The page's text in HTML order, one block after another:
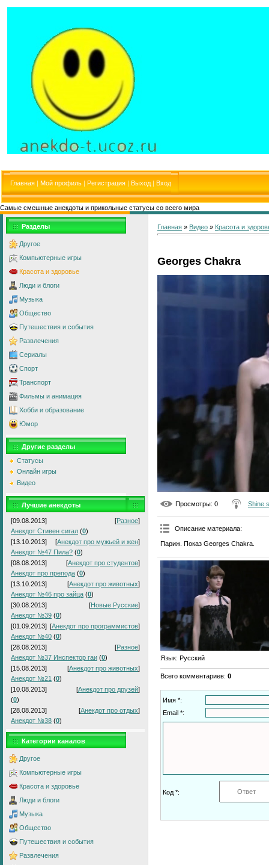
Главная | Мой профиль | Регистрация | Выход | Вход
Самые смешные анекдоты и прикольные статусы со всего мира
Разделы
Другое
Компьютерные игры
Красота и здоровье
Люди и блоги
Музыка
Общество
Путешествия и события
Развлечения
Сериалы
Спорт
Транспорт
Фильмы и анимация
Хобби и образование
Юмор
Другие разделы
Статусы
Онлайн игры
Видео
Лучшие анекдоты
[09.08.2013] [Разное]
Анекдот Стивен сигал (0)
[13.10.2013]
[Анекдот про мужьей и жен]
Анекдот №47 Пила? (0)
[08.08.2013]
[Анекдот про студентов]
Анекдот про препода (0)
[13.10.2013]
[Анекдот про животных]
Анекдот №46 про зайца (0)
[30.08.2013]
[Новые Русские]
Анекдот №39 (0)
[01.09.2013] [Анекдот про программистов]
Анекдот №40 (0)
[28.08.2013]
[Разное]
Анекдот №37 Инспектор гаи (0)
[15.08.2013]
[Анекдот про животных]
Анекдот №21 (0)
[10.08.2013]
[Анекдот про друзей]
(0)
[28.08.2013]
[Анекдот про отдых]
Анекдот №38 (0)
Категории каналов
Другое
Компьютерные игры
Красота и здоровье
Люди и блоги
Музыка
Общество
Путешествия и события
Развлечения
Главная » Видео » Красота и
Georges Chakra
Просмотры: 0 Shine
Описание материала:
Париж. Показ Georges Chakra.
Язык: Русский
Всего комментариев: 0
Имя *:
Email *:
Код *: